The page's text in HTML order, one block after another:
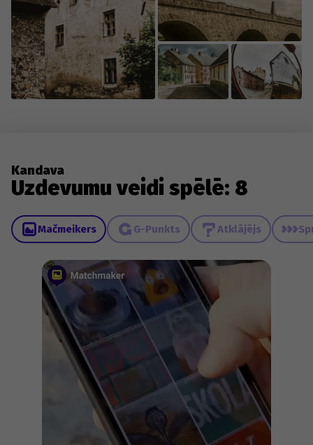
Kandava
Uzdevumu veidi spēlē: 8
Mačmeikers G-Punkts Atklājējs